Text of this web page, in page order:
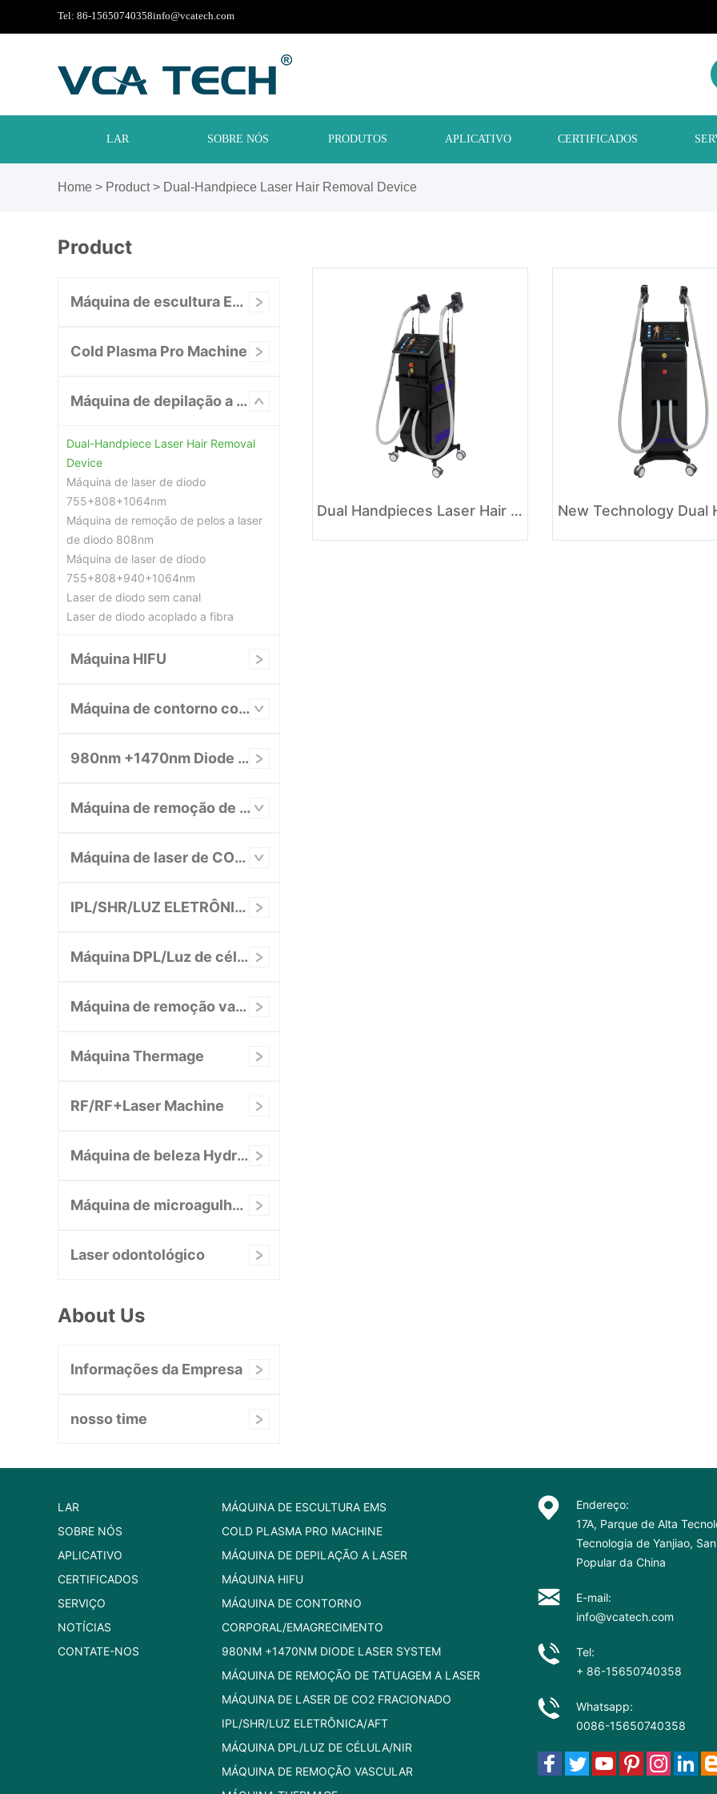
Tel: 86-15650740358info@vcatech.com
LAR SOBRE NÓS PRODUTOS APLICATIVO CERTIFICADOS
Home > Product> Dual-Handpiece Laser Hair Removal Device
Product
Máquina de escultura EMS
Cold Plasma Pro Machine
Máquina de depilação a laser
Dual-Handpiece Laser Hair Removal
Device
Máquina de laser de diodo
755+808+1064nm
Máquina de remoção de pelos a laser
de diodo 808nm
Máquina de laser de diodo
755+808+940+1064nm
Laser de diodo sem canal
Laser de diodo acoplado a fibra
Máquina HIFU
Máquina de contorno corporal/emagrecimento
980nm +1470nm Diode Laser System
Máquina de remoção de tatuagem a laser
Máquina de laser de CO2 fracionado
IPL/SHR/LUZ ELETRÔNICA/AFT
Máquina DPL/Luz de célula/NIR
Máquina de remoção vascular
Máquina Thermage
RF/RF+Laser Machine
Máquina de beleza Hydrafacial
Máquina de microagulhamento RF
Laser odontológico
About Us
Informações da Empresa
nosso time
Dual Handpieces Laser Hair Removal Beauty Equipment
LAR
SOBRE NÓS
APLICATIVO
CERTIFICADOS
SERVIÇO
NOTÍCIAS
CONTATE-NOS
MÁQUINA DE ESCULTURA EMS
COLD PLASMA PRO MACHINE
MÁQUINA DE DEPILAÇÃO A LASER
MÁQUINA HIFU
MÁQUINA DE CONTORNO
CORPORAL/EMAGRECIMENTO
980NM +1470NM DIODE LASER SYSTEM
MÁQUINA DE REMOÇÃO DE TATUAGEM A LASER
MÁQUINA DE LASER DE CO2 FRACIONADO
IPL/SHR/LUZ ELETRÔNICA/AFT
MÁQUINA DPL/LUZ DE CÉLULA/NIR
MÁQUINA DE REMOÇÃO VASCULAR
Endereço:
17A, Parque de Alta
Tecnologia de Yanjiao,
Popular da China
E-mail:
info@vcatech.com
Tel:
+ 86-15650740358
Whatsapp:
0086-15650740358